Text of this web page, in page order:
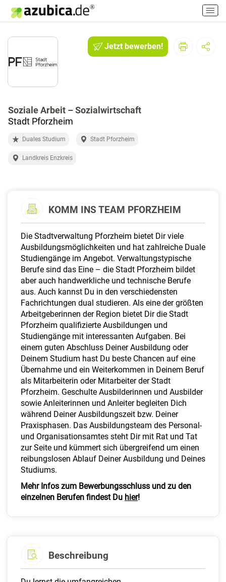
H
a
p
h
Jetzt bewerben!
Soziale Arbeit – Sozialwirtschaft
Stadt Pforzheim
Duales Studium Stadt Pforzheim
Landkreis Enzkreis
KOMM INS TEAM PFORZHEIM
Die Stadtverwaltung Pforzheim bietet Dir viele
Ausbildungsmöglichkeiten und hat zahlreiche Duale
Studiengänge im Angebot. Verwaltungstypische
Berufe sind das Eine – die Stadt Pforzheim bildet
aber auch handwerkliche und technische Berufe
aus. Auch kannst Du in den verschiedensten
Fachrichtungen dual studieren. Als eine der größten
Arbeitgeberinnen der Region bietet Dir die Stadt
Pforzheim qualifizierte Ausbildungen und
Studiengänge mit interessanten Aufgaben. Bei
einem guten Abschluss Deiner Ausbildung oder
Deinem Studium hast Du beste Chancen auf eine
Übernahme und ein Weiterkommen in Deinem Beruf
als Mitarbeiterin oder Mitarbeiter der Stadt
Pforzheim. Geschulte Ausbilderinnen und Ausbilder
sowie Anleiterinnen und Anleiter begleiten Dich
während Deiner Ausbildungszeit bzw. Deiner
Praxisphasen. Das Ausbildungsteam des Personal-
und Organisationsamtes steht Dir mit Rat und Tat
zur Seite und kümmert sich übergreifend um einen
reibungslosen Ablauf Deiner Ausbildung und Deines
Studiums.
Mehr Infos zum Bewerbungsschluss und zu den
einzelnen Berufen findest Du hier!
Beschreibung